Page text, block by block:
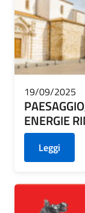
19/09/2025
ENERGIE
Leggi